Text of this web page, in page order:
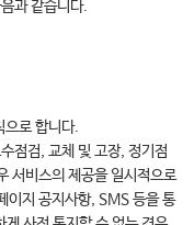
과 같습니다.
로 합니다.
점검, 교체 및 고장, 정기점
서비스의 제공을 일시적으로
이지 공지사항, SMS 등을 통